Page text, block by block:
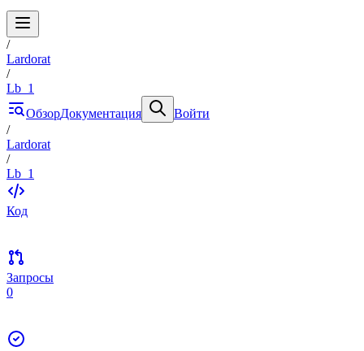
/
Lardorat
/
Lb_1
ОбзорДокументация
Войти
/
Lardorat
/
Lb_1
Код
Запросы
0